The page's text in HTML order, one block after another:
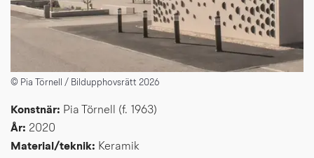
© Pia Törnell / Bildupphovsrätt 2026
Konstnär: Pia Törnell (f. 1963)
År: 2020
Material/teknik: Keramik